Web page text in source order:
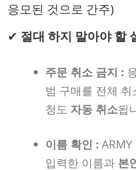
응모된 것으로 간주)
✔ 절대 하지 말아야 할
주문 취소 금지 :
범 구매를 전체
청도 자동 취소됩
이름 확인 :
입력한 이름과 본